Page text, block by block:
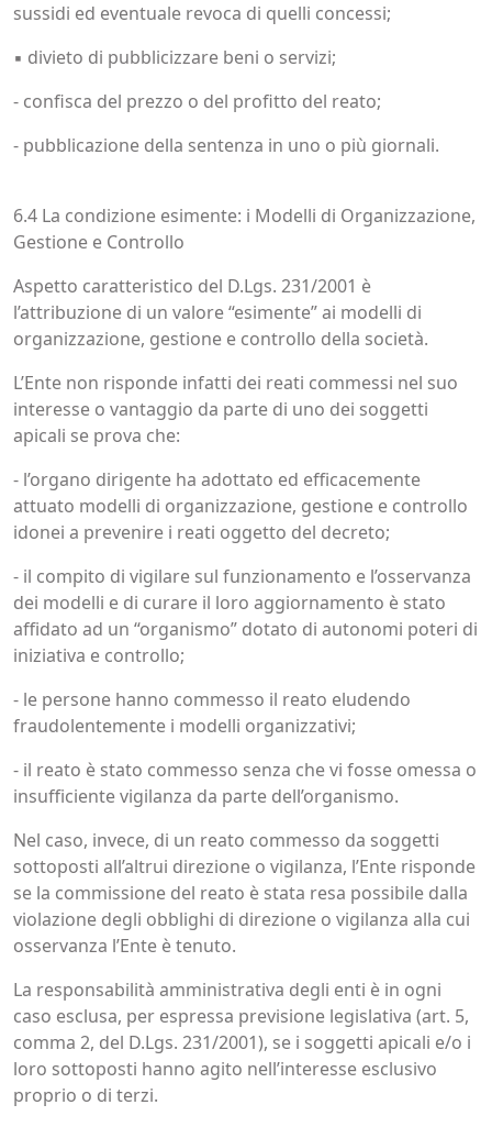
sussidi ed eventuale revoca di quelli concessi;
▪ divieto di pubblicizzare beni o servizi;
- confisca del prezzo o del profitto del reato;
- pubblicazione della sentenza in uno o più giornali.
6.4 La condizione esimente: i Modelli di Organizzazione,
Gestione e Controllo
Aspetto caratteristico del D.Lgs. 231/2001 è
l’attribuzione di un valore “esimente” ai modelli di
organizzazione, gestione e controllo della società.
L’Ente non risponde infatti dei reati commessi nel suo
interesse o vantaggio da parte di uno dei soggetti
apicali se prova che:
- l’organo dirigente ha adottato ed efficacemente
attuato modelli di organizzazione, gestione e controllo
idonei a prevenire i reati oggetto del decreto;
- il compito di vigilare sul funzionamento e l’osservanza
dei modelli e di curare il loro aggiornamento è stato
affidato ad un “organismo” dotato di autonomi poteri di
iniziativa e controllo;
- le persone hanno commesso il reato eludendo
fraudolentemente i modelli organizzativi;
- il reato è stato commesso senza che vi fosse omessa o
insufficiente vigilanza da parte dell’organismo.
Nel caso, invece, di un reato commesso da soggetti
sottoposti all’altrui direzione o vigilanza, l’Ente risponde
se la commissione del reato è stata resa possibile dalla
violazione degli obblighi di direzione o vigilanza alla cui
osservanza l’Ente è tenuto.
La responsabilità amministrativa degli enti è in ogni
caso esclusa, per espressa previsione legislativa (art. 5,
comma 2, del D.Lgs. 231/2001), se i soggetti apicali e/o i
loro sottoposti hanno agito nell’interesse esclusivo
proprio o di terzi.